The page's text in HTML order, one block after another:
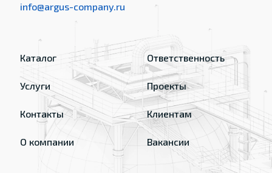
info@argus-company.ru
Каталог
Услуги
Контакты
О компании
Ответственность
Проекты
Клиентам
Вакансии